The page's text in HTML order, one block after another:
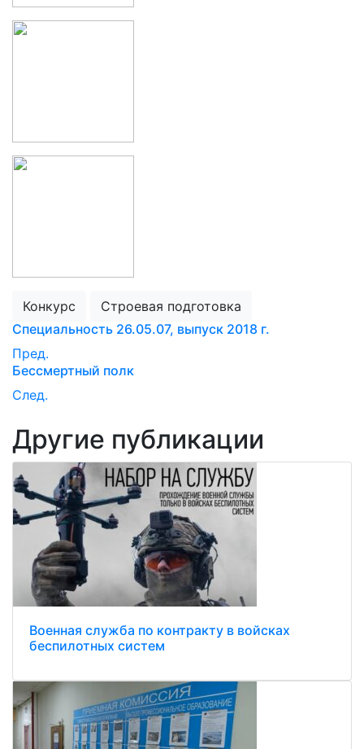
Конкурс
Строевая подготовка
Специальность 26.05.07, выпуск 2018 г.
Пред.
Бессмертный полк
След.
Другие публикации
Военная служба по контракту в войсках
беспилотных систем